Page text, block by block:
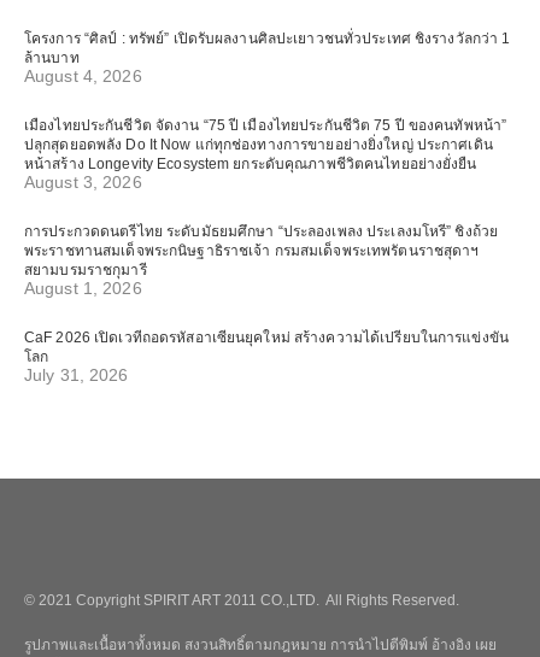
โครงการ “ศิลป์ : ทรัพย์” เปิดรับผลงานศิลปะเยาวชนทั่วประเทศ ชิงรางวัลกว่า 1
ล้านบาท
August 4, 2026
เมืองไทยประกันชีวิต จัดงาน “75 ปี เมืองไทยประกันชีวิต 75 ปี ของคนทัพหน้า”
ปลุกสุดยอดพลัง Do It Now แก่ทุกช่องทางการขายอย่างยิ่งใหญ่ ประกาศเดิน
หน้าสร้าง Longevity Ecosystem ยกระดับคุณภาพชีวิตคนไทยอย่างยั่งยืน
August 3, 2026
การประกวดดนตรีไทย ระดับมัธยมศึกษา “ประลองเพลง ประเลงมโหรี” ชิงถ้วย
พระราชทานสมเด็จพระกนิษฐาธิราชเจ้า กรมสมเด็จพระเทพรัตนราชสุดาฯ
สยามบรมราชกุมารี
August 1, 2026
CaF 2026 เปิดเวทีถอดรหัสอาเซียนยุคใหม่ สร้างความได้เปรียบในการแข่งขัน
โลก
July 31, 2026
© 2021 Copyright SPIRIT ART 2011 CO.,LTD. All Rights Reserved.
รูปภาพและเนื้อหาทั้งหมด สงวนสิทธิ์ตามกฎหมาย การนำไปตีพิมพ์ อ้างอิง เผย